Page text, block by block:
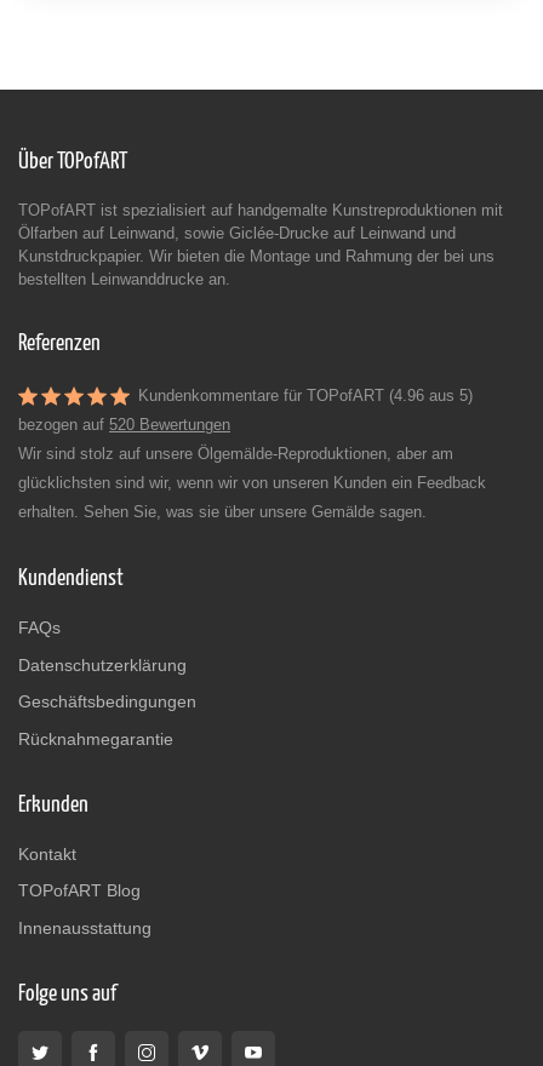
Über TOPofART
TOPofART ist spezialisiert auf handgemalte Kunstreproduktionen mit
Ölfarben auf Leinwand, sowie Giclée-Drucke auf Leinwand und
Kunstdruckpapier. Wir bieten die Montage und Rahmung der bei uns
bestellten Leinwanddrucke an.
Referenzen
Kundenkommentare für TOPofART (4.96 aus 5)
bezogen auf 520 Bewertungen
Wir sind stolz auf unsere Ölgemälde-Reproduktionen, aber am
glücklichsten sind wir, wenn wir von unseren Kunden ein Feedback
erhalten. Sehen Sie, was sie über unsere Gemälde sagen.
Kundendienst
FAQs
Datenschutzerklärung
Geschäftsbedingungen
Rücknahmegarantie
Erkunden
Kontakt
TOPofART Blog
Innenausstattung
Folge uns auf